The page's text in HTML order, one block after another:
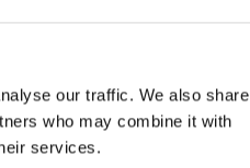
our traffic. We also share
who may combine it with
services.